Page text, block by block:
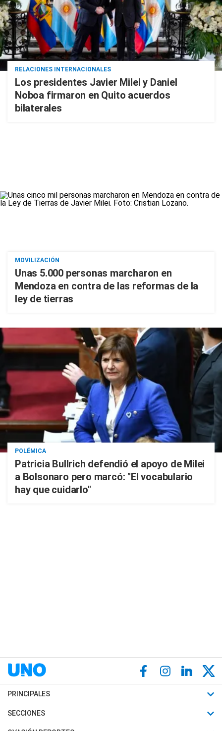
RELACIONES INTERNACIONALES
Los presidentes Javier Milei y Daniel
Noboa firmaron en Quito acuerdos
bilaterales
MOVILIZACIÓN
Unas 5.000 personas marcharon en
Mendoza en contra de las reformas de la
ley de tierras
POLÉMICA
Patricia Bullrich defendió el apoyo de Milei
a Bolsonaro pero marcó: "El vocabulario
hay que cuidarlo"
PRINCIPALES
Últimas Noticias
Política
SECCIONES